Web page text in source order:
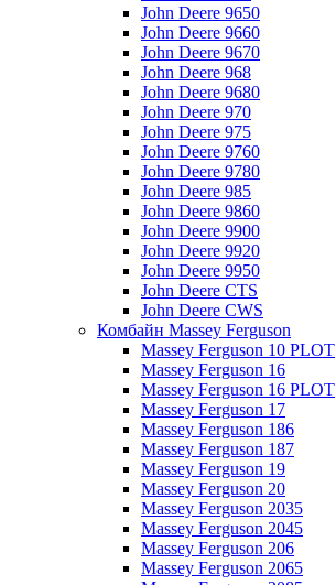
John Deere 9650
John Deere 9660
John Deere 9670
John Deere 968
John Deere 9680
John Deere 970
John Deere 975
John Deere 9760
John Deere 9780
John Deere 985
John Deere 9860
John Deere 9900
John Deere 9920
John Deere 9950
John Deere CTS
John Deere CWS
Комбайн Massey Ferguson
Massey Ferguson 10 PLOT
Massey Ferguson 16
Massey Ferguson 16 PLOT
Massey Ferguson 17
Massey Ferguson 186
Massey Ferguson 187
Massey Ferguson 19
Massey Ferguson 20
Massey Ferguson 2035
Massey Ferguson 2045
Massey Ferguson 206
Massey Ferguson 2065